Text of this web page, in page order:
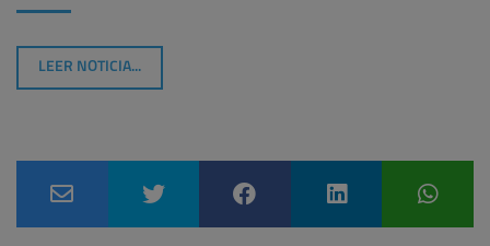
LEER NOTICIA...